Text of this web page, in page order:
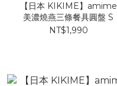
【日本 KIKIME】amime
美濃燒燕三條餐具圓盤 S
NT$1,990